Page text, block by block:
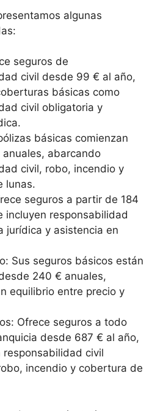
algunas
seguros de
civil desde 99 € al año,
básicas como
civil obligatoria y
básicas comienzan
anuales, abarcando
civil, robo, incendio y
lunas.
seguros a partir de 184
incluyen responsabilidad
jurídica y asistencia en
Sus seguros básicos están
240 € anuales,
equilibrio entre precio y
Ofrece seguros a todo
desde 687 € al año,
responsabilidad civil
incendio y cobertura de